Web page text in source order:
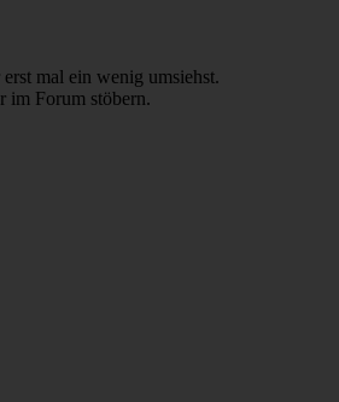
mal ein wenig umsiehst.
im Forum stöbern.